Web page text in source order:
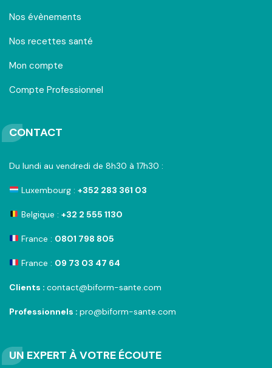
Nos évènements
Nos recettes santé
Mon compte
Compte Professionnel
CONTACT
Du lundi au vendredi de 8h30 à 17h30 :
Luxembourg : +352 283 361 03
Belgique : +32 2 555 1130
France : 0801 798 805
France : 09 73 03 47 64
Clients : contact@biform-sante.com
Professionnels : pro@biform-sante.com
UN EXPERT À VOTRE ÉCOUTE